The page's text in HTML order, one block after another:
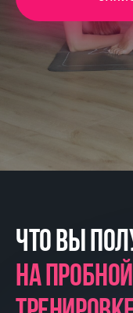
ЧТО ВЫ
НА ПРОБНОЙ